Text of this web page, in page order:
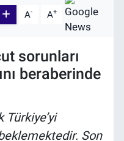
A- A+
sorunları
beraberinde
Son